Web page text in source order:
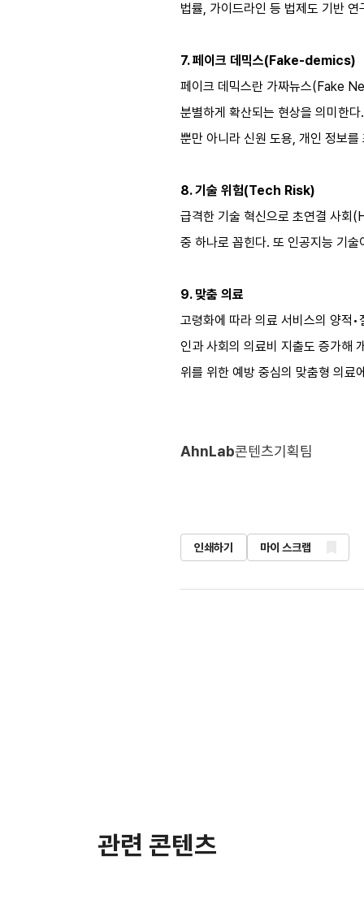
법률, 가이드라인 등 법제도 기반
7. 페이크 데믹스(Fake-demics)
페이크 데믹스란 가짜뉴스(Fake
분별하게 확산되는 현상을 의미한
뿐만 아니라 신원 도용, 개인 정보
8. 기술 위험(Tech Risk)
급격한 기술 혁신으로 초연결 사
중 하나로 꼽힌다. 또 인공지능 기
9. 맞춤 의료
고령화에 따라 의료 서비스의 양적
인과 사회의 의료비 지출도 증가해
위를 위한 예방 중심의 맞춤형 의료
AhnLab콘텐츠기획팀
인쇄하기 마이 스크랩
관련 콘텐츠